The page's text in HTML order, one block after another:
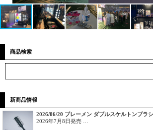
商品検索
新商品情報
2026/06/20 ブレーメン ダブルスケルトンブラシ
2026年7月8日発売 …